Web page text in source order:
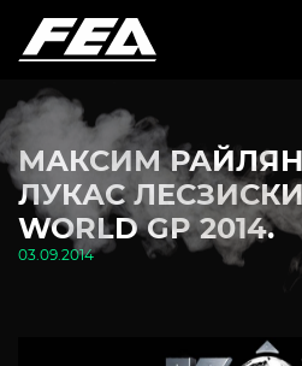
МАКСИМ
ЛУКАС ЛЕСЗИСКИ
WORLD GP 2014.
03.09.2014